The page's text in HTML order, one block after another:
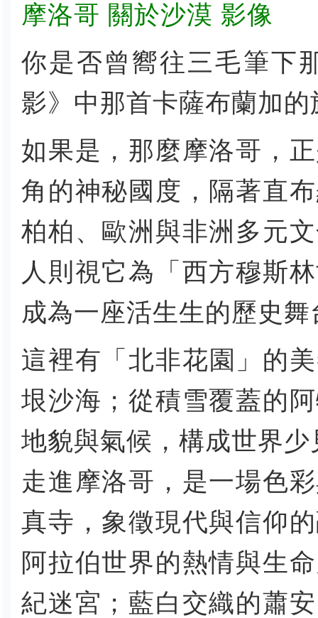
摩洛哥 關於沙漠 影像
你是否曾嚮往三毛筆下
影》中那首卡薩布蘭加
如果是，那麼摩洛哥，
角的神秘國度，隔著直
柏柏、歐洲與非洲多元
人則視它為「西方穆斯
成為一座活生生的歷史舞
這裡有「北非花園」的
垠沙海；從積雪覆蓋的
地貌與氣候，構成世界
走進摩洛哥，是一場色
真寺，象徵現代與信仰
阿拉伯世界的熱情與生
紀迷宮；藍白交織的蕭